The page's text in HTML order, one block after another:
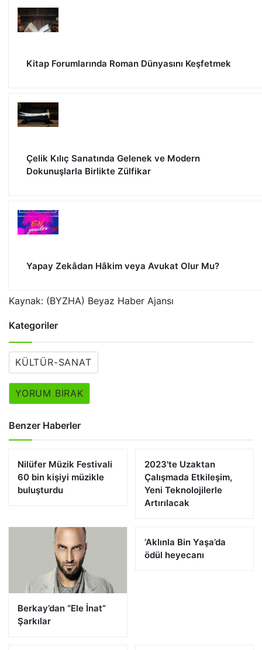
Kitap Forumlarında Roman Dünyasını Keşfetmek
Çelik Kılıç Sanatında Gelenek ve Modern
Dokunuşlarla Birlikte Zülfikar
Yapay Zekâdan Hâkim veya Avukat Olur Mu?
Kaynak: (BYZHA) Beyaz Haber Ajansı
Kategoriler
KÜLTÜR-SANAT
YORUM BIRAK
Benzer Haberler
Nilüfer Müzik Festivali
60 bin kişiyi müzikle
buluşturdu
2023'te Uzaktan
Çalışmada Etkileşim,
Yeni Teknolojilerle
Artırılacak
Berkay’dan “Ele İnat”
Şarkılar
‘Aklınla Bin Yaşa’da
ödül heyecanı